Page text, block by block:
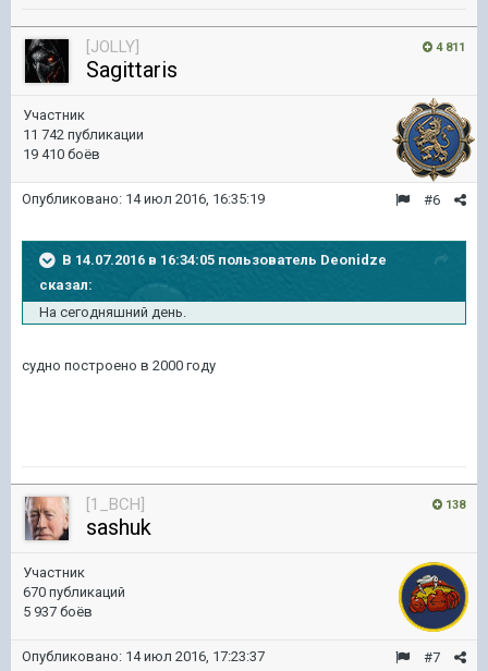
4 811
[JOLLY]
Sagittaris
Участник
11 742 публикации
19 410 боёв
#6
Опубликовано: 14 июл 2016, 16:35:19
В 14.07.2016 в 16:34:05 пользователь Deonidze
сказал:
На сегодняшний день.
судно построено в 2000 году
138
[1_BCH]
sashuk
Участник
670 публикаций
5 937 боёв
#7
Опубликовано: 14 июл 2016, 17:23:37